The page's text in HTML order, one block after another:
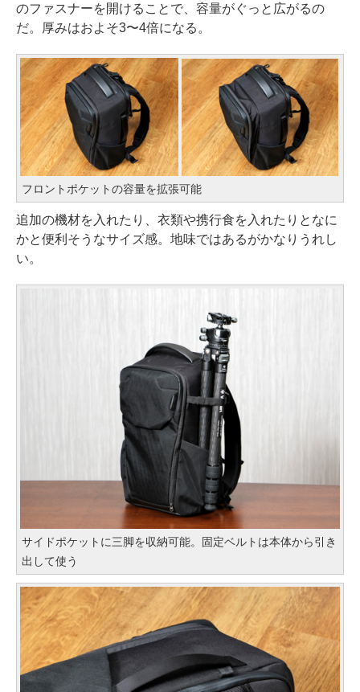
のファスナーを開けることで、容量がぐっと広がるの
だ。厚みはおよそ3〜4倍になる。
フロントポケットの容量を拡張可能
追加の機材を入れたり、衣類や携行食を入れたりとなに
かと便利そうなサイズ感。地味ではあるがかなりうれし
い。
サイドポケットに三脚を収納可能。固定ベルトは本体から引き
出して使う